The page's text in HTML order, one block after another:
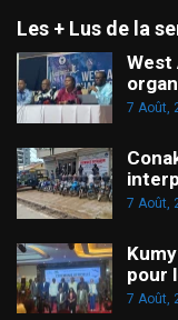
Les + Lus de la
West
7 Août,
7 Août,
pour
7 Août,